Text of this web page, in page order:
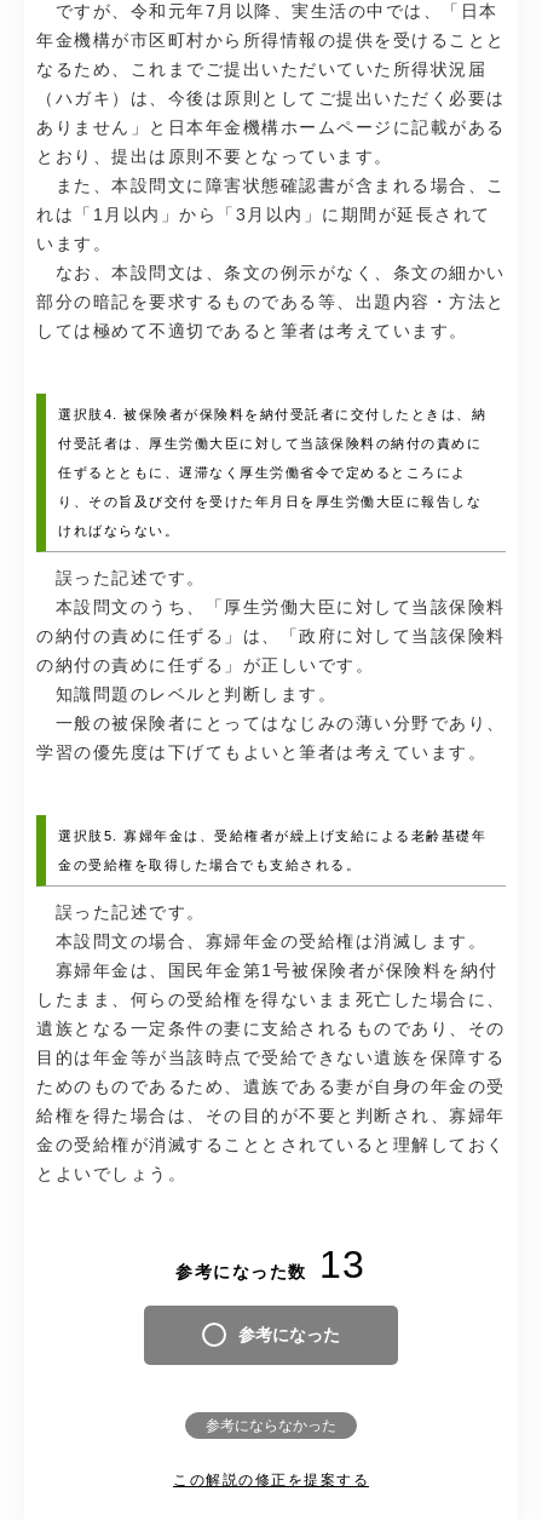
ですが、令和元年7月以降、実生活の中では、「日本
年金機構が市区町村から所得情報の提供を受けることと
なるため、これまでご提出いただいていた所得状況届
（ハガキ）は、今後は原則としてご提出いただく必要は
ありません」と日本年金機構ホームページに記載がある
とおり、提出は原則不要となっています。
また、本設問文に障害状態確認書が含まれる場合、こ
れは「1月以内」から「3月以内」に期間が延長されて
います。
なお、本設問文は、条文の例示がなく、条文の細かい
部分の暗記を要求するものである等、出題内容・方法と
しては極めて不適切であると筆者は考えています。
選択肢4. 被保険者が保険料を納付受託者に交付したときは、納
付受託者は、厚生労働大臣に対して当該保険料の納付の責めに
任ずるとともに、遅滞なく厚生労働省令で定めるところによ
り、その旨及び交付を受けた年月日を厚生労働大臣に報告しな
ければならない。
誤った記述です。
本設問文のうち、「厚生労働大臣に対して当該保険料
の納付の責めに任ずる」は、「政府に対して当該保険料
の納付の責めに任ずる」が正しいです。
知識問題のレベルと判断します。
一般の被保険者にとってはなじみの薄い分野であり、
学習の優先度は下げてもよいと筆者は考えています。
選択肢5. 寡婦年金は、受給権者が繰上げ支給による老齢基礎年
金の受給権を取得した場合でも支給される。
誤った記述です。
本設問文の場合、寡婦年金の受給権は消滅します。
寡婦年金は、国民年金第1号被保険者が保険料を納付
したまま、何らの受給権を得ないまま死亡した場合に、
遺族となる一定条件の妻に支給されるものであり、その
目的は年金等が当該時点で受給できない遺族を保障する
ためのものであるため、遺族である妻が自身の年金の受
給権を得た場合は、その目的が不要と判断され、寡婦年
金の受給権が消滅することとされていると理解しておく
とよいでしょう。
参考になった数 13
参考になった
参考にならなかった
この解説の修正を提案する